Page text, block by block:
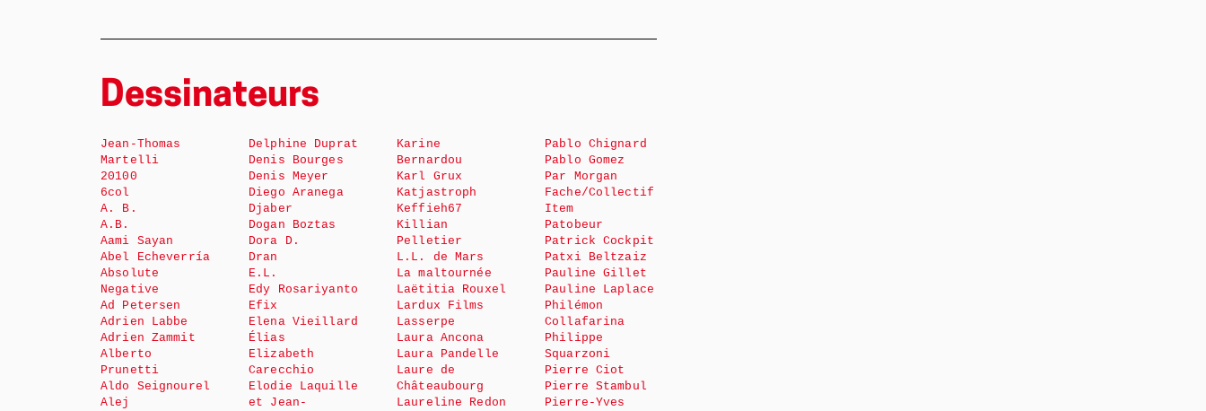
Dessinateurs
Jean-Thomas
Martelli
20100
6col
A. B.
A.B.
Aami Sayan
Abel Echeverría
Absolute
Negative
Ad Petersen
Adrien Labbe
Adrien Zammit
Alberto
Prunetti
Aldo Seignourel
Alej
Delphine Duprat
Denis Bourges
Denis Meyer
Diego Aranega
Djaber
Dogan Boztas
Dora D.
Dran
E.L.
Edy Rosariyanto
Efix
Elena Vieillard
Élias
Elizabeth
Carecchio
Elodie Laquille
et Jean-
Karine
Bernardou
Karl Grux
Katjastroph
Keffieh67
Killian
Pelletier
L.L. de Mars
La maltournée
Laëtitia Rouxel
Lardux Films
Lasserpe
Laura Ancona
Laura Pandelle
Laure de
Châteaubourg
Laureline Redon
Pablo Chignard
Pablo Gomez
Par Morgan
Fache/Collectif
Item
Patobeur
Patrick Cockpit
Patxi Beltzaiz
Pauline Gillet
Pauline Laplace
Philémon
Collafarina
Philippe
Squarzoni
Pierre Ciot
Pierre Stambul
Pierre-Yves